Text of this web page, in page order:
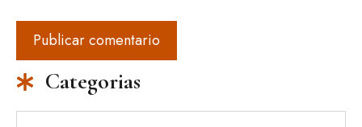
Categorias